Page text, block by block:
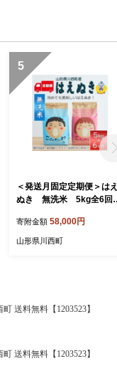
5
＜発送月固定定期便＞はえ
ぬき 無洗米 5kg全6回
寄附金額 58,000円
山形県川西町
送料無料【1203523】
送料無料【1203523】